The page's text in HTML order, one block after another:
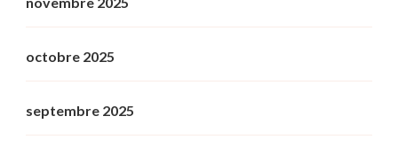
octobre 2025
septembre 2025